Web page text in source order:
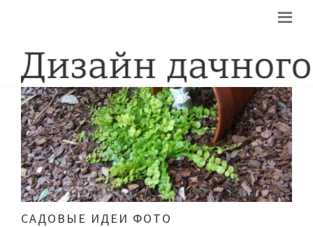
САДОВЫЕ ИДЕИ ФОТО